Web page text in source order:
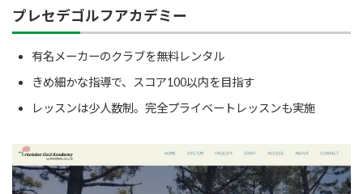
プレセデゴルフアカデミー
有名メーカーのクラブを無料レンタル
きめ細かな指導で、スコア100以内を目指す
レッスンは少人数制。完全プライベートレッスンも実施